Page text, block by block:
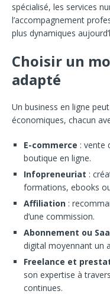
spécialisé, les services
l’accompagnement
plus dynamiques
Choisir un
adapté
Un business en ligne
économiques, chacun
E-commerce : vente
boutique en ligne.
Infopreneuriat :
formations, ebooks
Affiliation :
d’une commission.
Abonnement ou
digital moyennant un
Freelance et
son expertise à
continues.